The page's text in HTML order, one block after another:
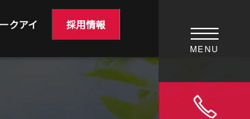
クアイ 採用情報
MENU